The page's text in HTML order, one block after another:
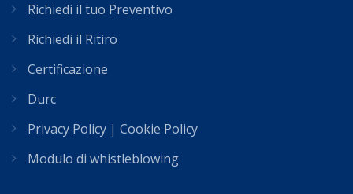
Richiedi il tuo Preventivo
Richiedi il Ritiro
Certificazione
Durc
Privacy Policy | Cookie Policy
Modulo di whistleblowing